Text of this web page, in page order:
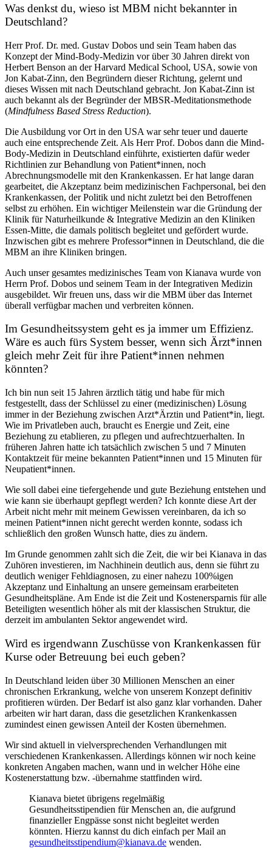
Was denkst du, wieso ist MBM nicht bekannter in
Deutschland?
Herr Prof. Dr. med. Gustav Dobos und sein Team haben das
Konzept der Mind-Body-Medizin vor über 30 Jahren direkt von
Herbert Benson an der Harvard Medical School, USA, sowie von
Jon Kabat-Zinn, den Begründern dieser Richtung, gelernt und
dieses Wissen mit nach Deutschland gebracht. Jon Kabat-Zinn ist
auch bekannt als der Begründer der MBSR-Meditationsmethode
(Mindfulness Based Stress Reduction).
Die Ausbildung vor Ort in den USA war sehr teuer und dauerte
auch eine entsprechende Zeit. Als Herr Prof. Dobos dann die Mind-
Body-Medizin in Deutschland einführte, existierten dafür weder
Richtlinien zur Behandlung von Patient*innen, noch
Abrechnungsmodelle mit den Krankenkassen. Er hat lange daran
gearbeitet, die Akzeptanz beim medizinischen Fachpersonal, bei den
Krankenkassen, der Politik und nicht zuletzt bei den Betroffenen
selbst zu erhöhen. Ein wichtiger Meilenstein war die Gründung der
Klinik für Naturheilkunde & Integrative Medizin an den Kliniken
Essen-Mitte, die damals politisch begleitet und gefördert wurde.
Inzwischen gibt es mehrere Professor*innen in Deutschland, die die
MBM an ihre Kliniken bringen.
Auch unser gesamtes medizinisches Team von Kianava wurde von
Herrn Prof. Dobos und seinem Team in der Integrativen Medizin
ausgebildet. Wir freuen uns, dass wir die MBM über das Internet
überall verfügbar machen und verbreiten können.
Im Gesundheitssystem geht es ja immer um Effizienz.
Wäre es auch fürs System besser, wenn sich Ärzt*innen
gleich mehr Zeit für ihre Patient*innen nehmen
könnten?
Ich bin nun seit 15 Jahren ärztlich tätig und habe für mich
festgestellt, dass der Schlüssel zu einer (medizinischen) Lösung
immer in der Beziehung zwischen Arzt*Ärztin und Patient*in, liegt.
Wie im Privatleben auch, braucht es Energie und Zeit, eine
Beziehung zu etablieren, zu pflegen und aufrechtzuerhalten. In
früheren Jahren hatte ich tatsächlich zwischen 5 und 7 Minuten
Kontaktzeit für meine bekannten Patient*innen und 15 Minuten für
Neupatient*innen.
Wie soll dabei eine tiefergehende und gute Beziehung entstehen und
wie kann sie überhaupt gepflegt werden? Ich konnte diese Art der
Arbeit nicht mehr mit meinem Gewissen vereinbaren, da ich so
meinen Patient*innen nicht gerecht werden konnte, sodass ich
schließlich den großen Wunsch hatte, dies zu ändern.
Im Grunde genommen zahlt sich die Zeit, die wir bei Kianava in das
Zuhören investieren, im Nachhinein deutlich aus, denn sie führt zu
deutlich weniger Fehldiagnosen, zu einer nahezu 100%igen
Akzeptanz und Einhaltung an unsere gemeinsam erarbeiteten
Gesundheitspläne. Am Ende ist die Zeit und Kostenersparnis für alle
Beteiligten wesentlich höher als mit der klassischen Struktur, die
derzeit im ambulanten Sektor angewendet wird.
Wird es irgendwann Zuschüsse von Krankenkassen für
Kurse oder Betreuung bei euch geben?
In Deutschland leiden über 30 Millionen Menschen an einer
chronischen Erkrankung, welche von unserem Konzept definitiv
profitieren würden. Der Bedarf ist also ganz klar vorhanden. Daher
arbeiten wir hart daran, dass die gesetzlichen Krankenkassen
zumindest einen gewissen Anteil der Kosten übernehmen.
Wir sind aktuell in vielversprechenden Verhandlungen mit
verschiedenen Krankenkassen. Allerdings können wir noch keine
konkreten Angaben machen, wann und in welcher Höhe eine
Kostenerstattung bzw. -übernahme stattfinden wird.
Kianava bietet übrigens regelmäßig
Gesundheitsstipendien für Menschen an, die aufgrund
finanzieller Engpässe sonst nicht begleitet werden
könnten. Hierzu kannst du dich einfach per Mail an
gesundheitsstipendium@kianava.de wenden.